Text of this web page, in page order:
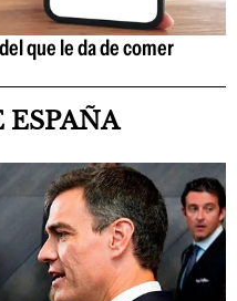
que le da de comer